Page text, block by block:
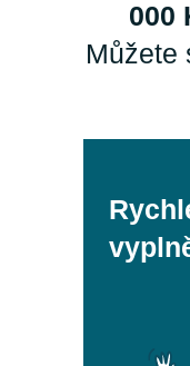
000
Můžete